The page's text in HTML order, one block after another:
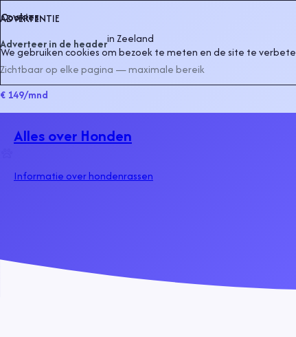
ADVERTENTIE
Adverteer in de headerinZeeland
Zichtbaar op elke pagina — maximale bereik
€ 149/mnd
Alles over Honden
Informatie over hondenrassen
Cookies
We gebruiken cookies om bezoek te meten en de site te